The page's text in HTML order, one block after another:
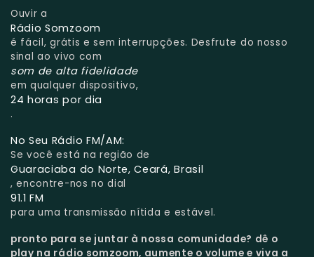
Ouvir a
Rádio Somzoom
é fácil, grátis e sem interrupções. Desfrute do nosso
sinal ao vivo com
som de alta fidelidade
em qualquer dispositivo,
24 horas por dia
.
No Seu Rádio FM/AM:
Se você está na região de
Guaraciaba do Norte, Ceará, Brasil
, encontre-nos no dial
91.1 FM
para uma transmissão nítida e estável.
pronto para se juntar à nossa comunidade? dê o
play na rádio somzoom, aumente o volume e viva a